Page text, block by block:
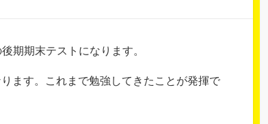
期期末テストになります。
ます。これまで勉強してきたことが発揮で